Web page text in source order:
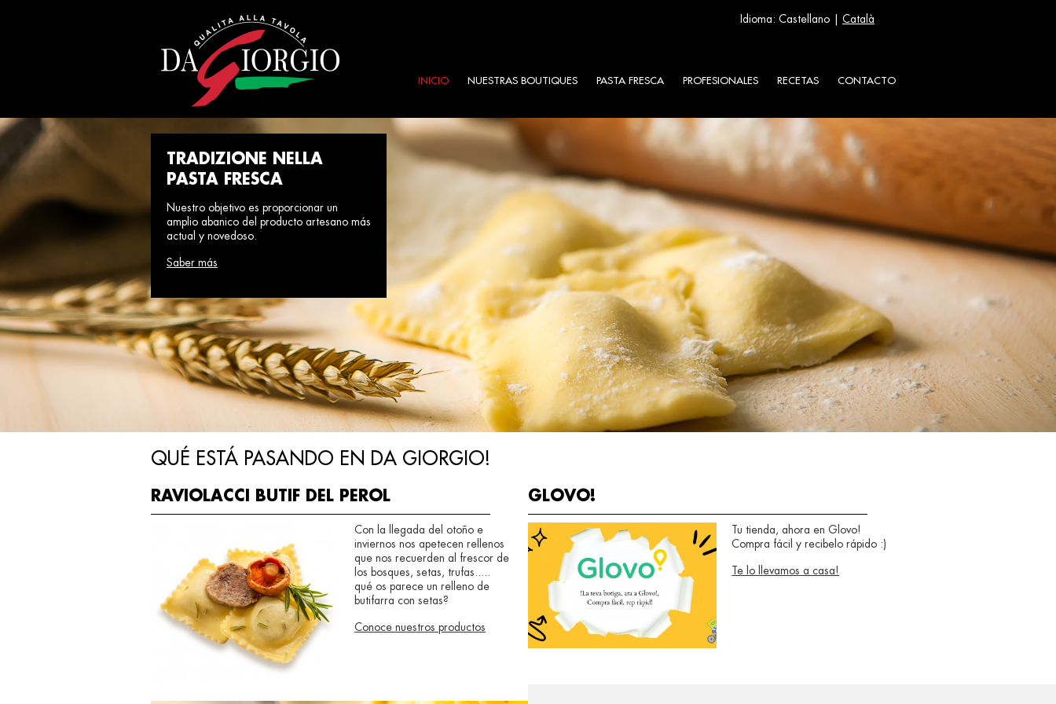
Idioma: Castellano | Català
INICIO NUESTRAS BOUTIQUES PASTA FRESCA PROFESIONALES RECETAS CONTACTO
TRADIZIONE NELLA
PASTA FRESCA
Nuestro objetivo es proporcionar un
amplio abanico del producto artesano más
actual y novedoso.
Saber más
QUÉ ESTÁ PASANDO EN DA GIORGIO!
RAVIOLACCI BUTIF DEL PEROL
Con la llegada del otoño e
inviernos nos apetecen rellenos
que nos recuerden al frescor de
los bosques, setas, trufas.....
qué os parece un relleno de
butifarra con setas?
Conoce nuestros productos
GLOVO!
Tu tienda, ahora en Glovo!
Compra fácil y recibelo rápido :)
Te lo llevamos a casa!